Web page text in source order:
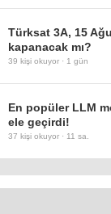
Türksat 3A, 15
kapanacak mı?
39 kişi okuyor · 1 gün
En popüler LLM
ele geçirdi!
37 kişi okuyor · 11 sa.